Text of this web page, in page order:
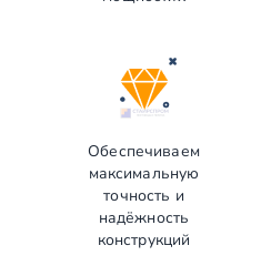
Обеспечиваем
максимальную
точность и
надёжность
конструкций